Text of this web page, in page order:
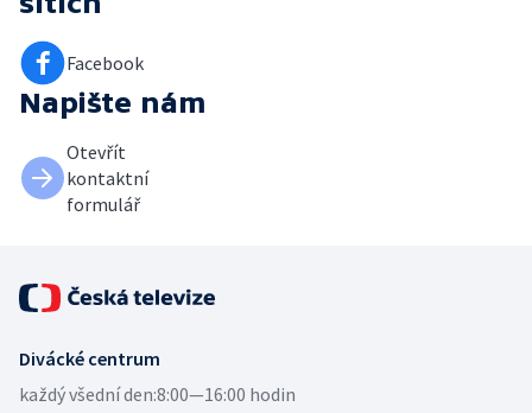
Facebook
Napište nám
Otevřít
kontaktní
formulář
Divácké centrum
každý všední den:8:00—16:00 hodin